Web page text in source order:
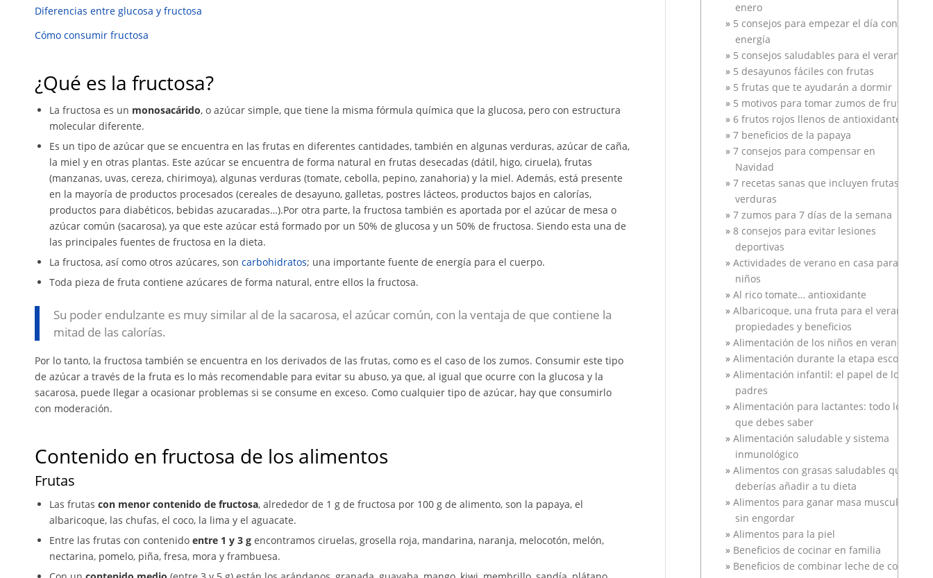
Diferencias entre glucosa y fructosa
Cómo consumir fructosa
¿Qué es la fructosa?
La fructosa es un monosacárido, o azúcar simple, que tiene la misma fórmula química que la glucosa, pero con estructura
molecular diferente.
Es un tipo de azúcar que se encuentra en las frutas en diferentes cantidades, también en algunas verduras, azúcar de caña,
la miel y en otras plantas. Este azúcar se encuentra de forma natural en frutas desecadas (dátil, higo, ciruela), frutas
(manzanas, uvas, cereza, chirimoya), algunas verduras (tomate, cebolla, pepino, zanahoria) y la miel. Además, está presente
en la mayoría de productos procesados (cereales de desayuno, galletas, postres lácteos, productos bajos en calorías,
productos para diabéticos, bebidas azucaradas…).Por otra parte, la fructosa también es aportada por el azúcar de mesa o
azúcar común (sacarosa), ya que este azúcar está formado por un 50% de glucosa y un 50% de fructosa. Siendo esta una de
las principales fuentes de fructosa en la dieta.
La fructosa, así como otros azúcares, son carbohidratos; una importante fuente de energía para el cuerpo.
Toda pieza de fruta contiene azúcares de forma natural, entre ellos la fructosa.
Su poder endulzante es muy similar al de la sacarosa, el azúcar común, con la ventaja de que contiene la
mitad de las calorías.
Por lo tanto, la fructosa también se encuentra en los derivados de las frutas, como es el caso de los zumos. Consumir este tipo
de azúcar a través de la fruta es lo más recomendable para evitar su abuso, ya que, al igual que ocurre con la glucosa y la
sacarosa, puede llegar a ocasionar problemas si se consume en exceso. Como cualquier tipo de azúcar, hay que consumirlo
con moderación.
Contenido en fructosa de los alimentos
Frutas
Las frutas con menor contenido de fructosa, alrededor de 1 g de fructosa por 100 g de alimento, son la papaya, el
albaricoque, las chufas, el coco, la lima y el aguacate.
Entre las frutas con contenido entre 1 y 3 g encontramos ciruelas, grosella roja, mandarina, naranja, melocotón, melón,
nectarina, pomelo, piña, fresa, mora y frambuesa.
enero
5 consejos para empezar el día con
energía
5 consejos saludables para el verano
5 desayunos fáciles con frutas
5 frutas que te ayudarán a dormir
5 motivos para tomar zumos de frutas
6 frutos rojos llenos de antioxidantes
7 beneficios de la papaya
7 consejos para compensar en
Navidad
7 recetas sanas que incluyen frutas y
verduras
7 zumos para 7 días de la semana
8 consejos para evitar lesiones
deportivas
Actividades de verano en casa para
niños
Al rico tomate… antioxidante
Albaricoque, una fruta para el verano
propiedades y beneficios
Alimentación de los niños en verano
Alimentación durante la etapa escolar
Alimentación infantil: el papel de los
padres
Alimentación para lactantes: todo lo
que debes saber
Alimentación saludable y sistema
inmunológico
Alimentos con grasas saludables que
deberías añadir a tu dieta
Alimentos para ganar masa muscular
sin engordar
Alimentos para la piel
Beneficios de cocinar en familia
Beneficios de combinar leche de coco